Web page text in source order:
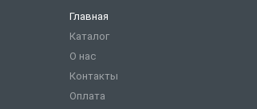
Главная
Каталог
О нас
Контакты
Оплата